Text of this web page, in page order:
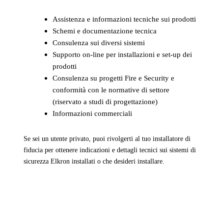
Assistenza e informazioni tecniche sui prodotti
Schemi e documentazione tecnica
Consulenza sui diversi sistemi
Supporto on-line per installazioni e set-up dei
prodotti
Consulenza su progetti Fire e Security e
conformità con le normative di settore
(riservato a studi di progettazione)
Informazioni commerciali
Se sei un utente privato, puoi rivolgerti al tuo installatore di
fiducia per ottenere indicazioni e dettagli tecnici sui sistemi di
sicurezza Elkron installati o che desideri installare.